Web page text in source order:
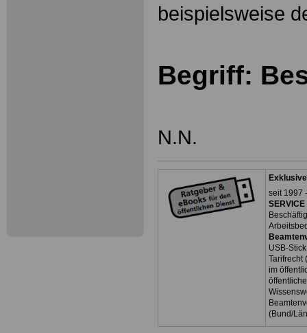
beispielsweise
Begriff:
N.N.
seit 1997
USB-
Tarifrecht
im
(Bund/